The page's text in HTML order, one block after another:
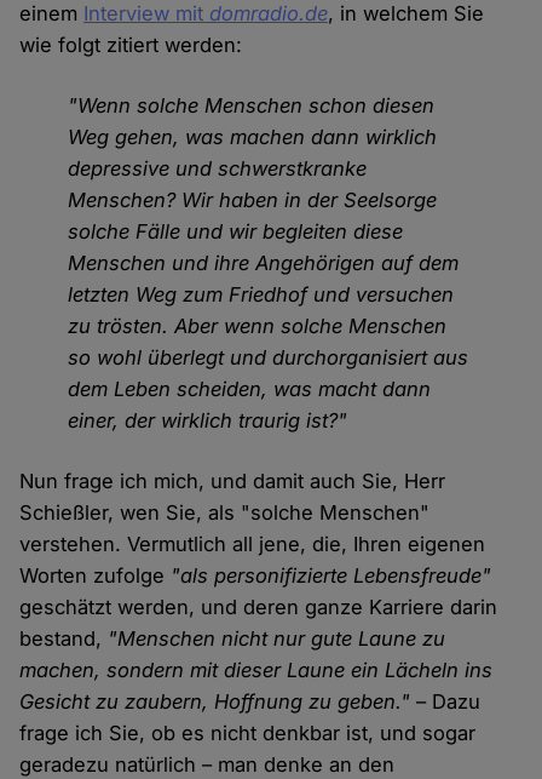
einem Interview mit domradio.de, in welchem Sie
wie folgt zitiert werden:
"Wenn solche Menschen schon diesen
Weg gehen, was machen dann wirklich
depressive und schwerstkranke
Menschen? Wir haben in der Seelsorge
solche Fälle und wir begleiten diese
Menschen und ihre Angehörigen auf dem
letzten Weg zum Friedhof und versuchen
zu trösten. Aber wenn solche Menschen
so wohl überlegt und durchorganisiert aus
dem Leben scheiden, was macht dann
einer, der wirklich traurig ist?"
Nun frage ich mich, und damit auch Sie, Herr
Schießler, wen Sie, als "solche Menschen"
verstehen. Vermutlich all jene, die, Ihren eigenen
Worten zufolge "als personifizierte Lebensfreude"
geschätzt werden, und deren ganze Karriere darin
bestand, "Menschen nicht nur gute Laune zu
machen, sondern mit dieser Laune ein Lächeln ins
Gesicht zu zaubern, Hoffnung zu geben." – Dazu
frage ich Sie, ob es nicht denkbar ist, und sogar
geradezu natürlich – man denke an den